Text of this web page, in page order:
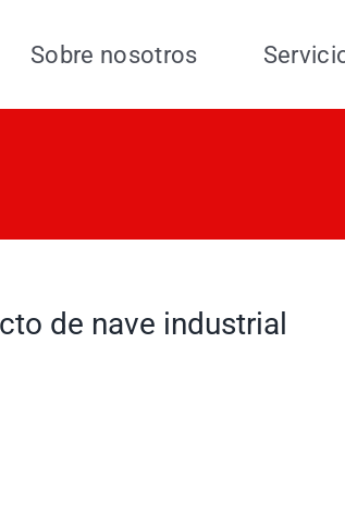
Sobre nosotros
de nave industrial